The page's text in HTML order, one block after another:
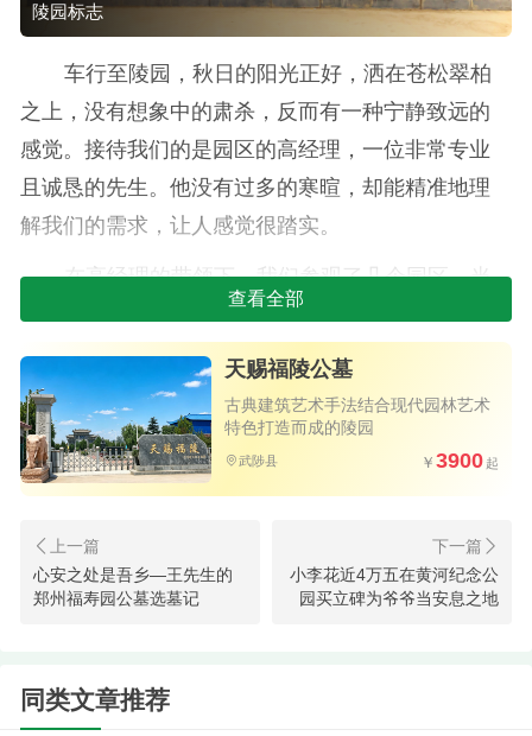
陵园标志
车行至陵园，秋日的阳光正好，洒在苍松翠柏
之上，没有想象中的肃杀，反而有一种宁静致远的
感觉。接待我们的是园区的高经理，一位非常专业
且诚恳的先生。他没有过多的寒暄，却能精准地理
解我们的需求，让人感觉很踏实。
在高经理的带领下，我们参观了几个园区。当
走到“天和园”时，我们一家人的脚步都不自觉地慢了
下来。这里地势开阔，布局井然，阳光充沛，一
种“天和地祥”的安宁感油然而生。高经理介绍，这正
是园区设计的初衷，希望给予长眠者平和，也给予
生者慰藉。
前面视野开阔，碑体端庄大方。当听到售价是39800
元时，我们觉得性价比已经非常不错了。没想到，
是32000元。
查看全部
天赐福陵公墓
古典建筑艺术手法结合现代园林艺术
特色打造而成的陵园
武陟县 3900
心安之处是吾乡—王先生的
郑州福寿园公墓选墓记
小李花近4万五在黄河纪念公
园买立碑为爷爷当安息之地
同类文章推荐